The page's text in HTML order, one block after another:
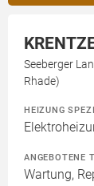
Seeberger
Rhade)
HEIZUNG
ANGEBOTENE
Wartung,